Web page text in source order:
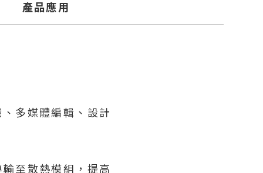
產品應用
多媒體編輯、設計
至散熱模組，提高